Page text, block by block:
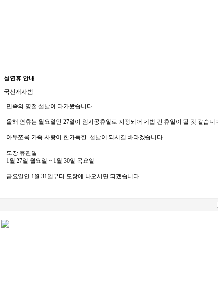
설연휴 안내
국선재사범
민족의 명절 설날이 다가왔습니다.
올해 연휴는 월요일인 27일이 임시공휴일로 지정되어 제법 긴 휴일이 될 것 같습니
아무쪼록 가족 사랑이 한가득한 설날이 되시길 바라겠습니다.
도장 휴관일
1월 27일 월요일 ~ 1월 30일 목요일
금요일인 1월 31일부터 도장에 나오시면 되겠습니다.